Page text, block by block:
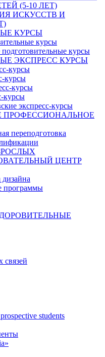
(5-10 ЛЕТ)
ИСКУССТВ И
КУРСЫ
курсы
курсы
ЭКСПРЕСС КУРСЫ
курсы
курсы
курсы
курсы
экспресс-курсы
ПРОФЕССИОНАЛЬНОЕ
переподготовка
ЦЕНТР
программы
связей
students